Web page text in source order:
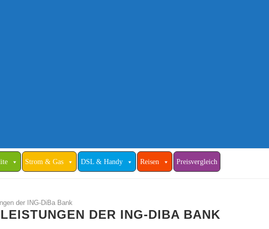
Strom & Gas DSL & Handy Reisen Preisvergleich
der ING-DiBa Bank
DER ING-DIBA BANK